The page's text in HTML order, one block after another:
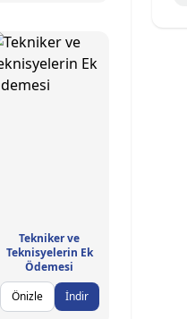
Tekniker ve
Teknisyelerin Ek
Ödemesi
Önizle
İndir